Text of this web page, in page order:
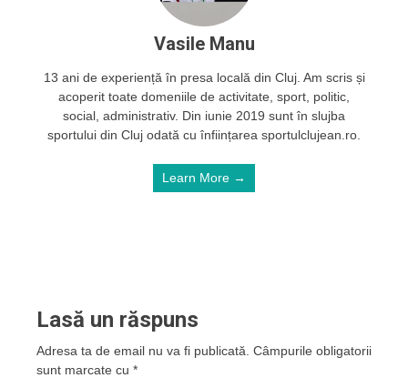
Vasile Manu
13 ani de experiență în presa locală din Cluj. Am scris și
acoperit toate domeniile de activitate, sport, politic,
social, administrativ. Din iunie 2019 sunt în slujba
sportului din Cluj odată cu înființarea sportulclujean.ro.
Learn More →
Lasă un răspuns
Adresa ta de email nu va fi publicată. Câmpurile obligatorii
sunt marcate cu *